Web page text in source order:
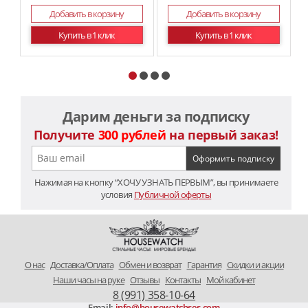
Добавить в корзину
Купить в 1 клик
Добавить в корзину
Купить в 1 клик
Дарим деньги за подписку
Получите 300 рублей на первый заказ!
Нажимая на кнопку “ХОЧУ УЗНАТЬ ПЕРВЫМ”, вы принимаете
условия Публичной оферты
O нас Доставка/Оплата Обмен и возврат Гарантия Скидки и акции
Наши часы на руке Отзывы Контакты Мой кабинет
8 (991) 358-10-64